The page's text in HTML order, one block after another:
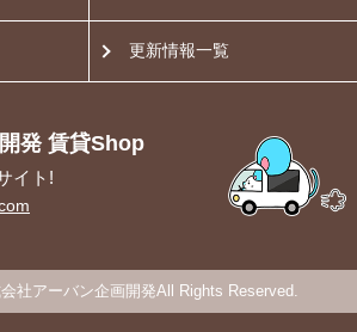
更新情報一覧
発 賃貸Shop
イト!
社アーバン企画開発All Rights Reserved.